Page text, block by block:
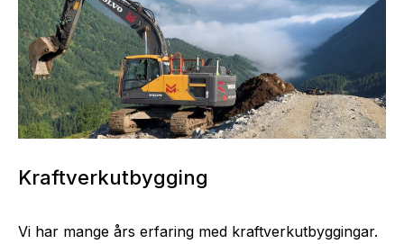
Kraftverkutbygging
Vi har mange års erfaring med kraftverkutbyggingar.